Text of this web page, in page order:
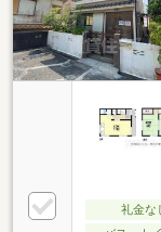
礼金な